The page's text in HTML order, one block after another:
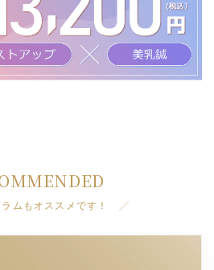
ムもオススメです！ ╱